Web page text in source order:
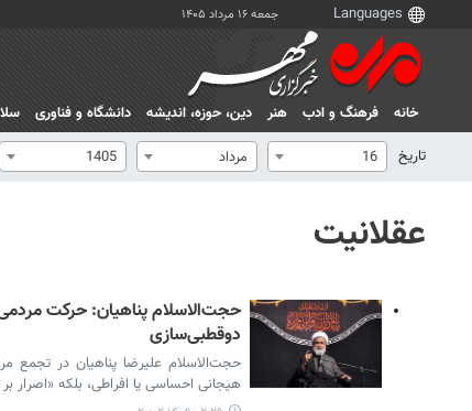
جمعه ۱۶ مرداد ۱۴۰۵
خانه فرهنگ و ادب هنر دين، حوزه، انديشه دانشگاه و فناوری
تاریخ
16 مرداد 1405
عقلانیت
حجت‌الاسلام پناهیان: حرکت
دوقطبی‌سازی
حجت‌الاسلام علیرضا پناهیان در تجمع
هیجانی احساسی یا افراطی، بلکه «اصرار